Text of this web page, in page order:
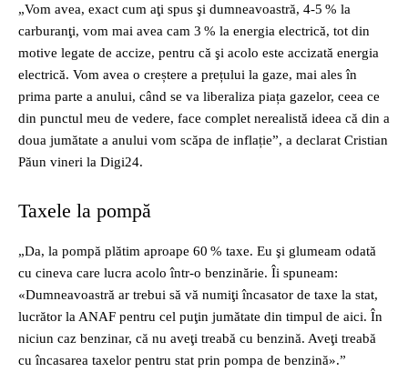
„Vom avea, exact cum aţi spus şi dumneavoastră, 4‑5 % la
carburanţi, vom mai avea cam 3 % la energia electrică, tot din
motive legate de accize, pentru că şi acolo este accizată energia
electrică. Vom avea o creștere a prețului la gaze, mai ales în
prima parte a anului, când se va liberaliza piața gazelor, ceea ce
din punctul meu de vedere, face complet nerealistă ideea că din a
doua jumătate a anului vom scăpa de inflație”, a declarat Cristian
Păun vineri la Digi24.
Taxele la pompă
„Da, la pompă plătim aproape 60 % taxe. Eu şi glumeam odată
cu cineva care lucra acolo într‑o benzinărie. Îi spuneam:
«Dumneavoastră ar trebui să vă numiţi încasator de taxe la stat,
lucrător la ANAF pentru cel puţin jumătate din timpul de aici. În
niciun caz benzinar, că nu aveţi treabă cu benzină. Aveţi treabă
cu încasarea taxelor pentru stat prin pompa de benzină».”